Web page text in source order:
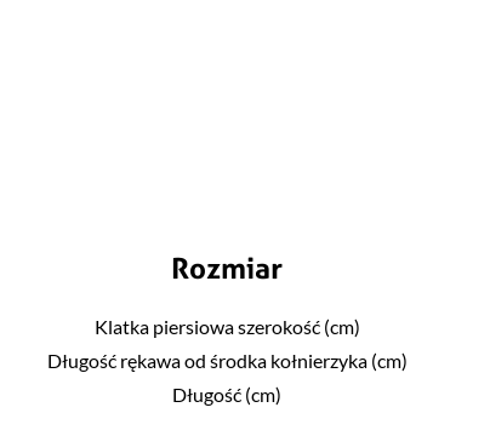
Rozmiar
Klatka piersiowa szerokość (cm)
Długość rękawa od środka kołnierzyka (cm)
Długość (cm)